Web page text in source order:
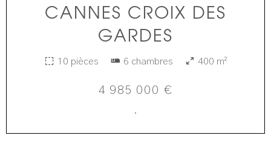
CANNES CROIX DES
GARDES
10 pièces 6 chambres 400 m²
4 985 000 €
·